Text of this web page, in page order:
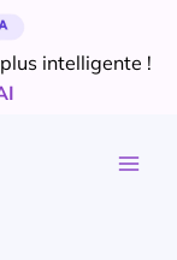
intelligente !